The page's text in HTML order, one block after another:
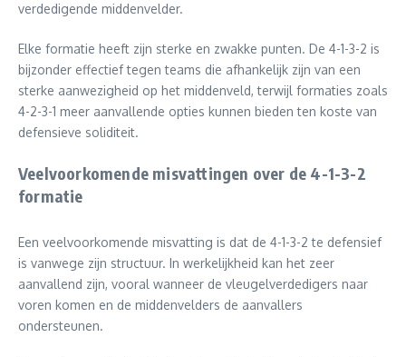
verdedigende middenvelder.
Elke formatie heeft zijn sterke en zwakke punten. De 4-1-3-2 is
bijzonder effectief tegen teams die afhankelijk zijn van een
sterke aanwezigheid op het middenveld, terwijl formaties zoals
4-2-3-1 meer aanvallende opties kunnen bieden ten koste van
defensieve soliditeit.
Veelvoorkomende misvattingen over de 4-1-3-2
formatie
Een veelvoorkomende misvatting is dat de 4-1-3-2 te defensief
is vanwege zijn structuur. In werkelijkheid kan het zeer
aanvallend zijn, vooral wanneer de vleugelverdedigers naar
voren komen en de middenvelders de aanvallers
ondersteunen.